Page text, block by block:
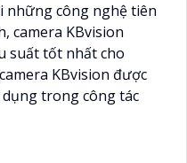
những công nghệ tiên
camera KBvision
suất tốt nhất cho
KBvision được
trong công tác